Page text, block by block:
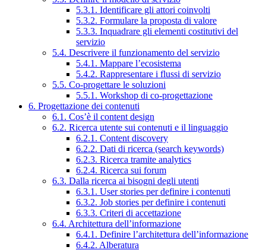
5.3.1. Identificare gli attori coinvolti
5.3.2. Formulare la proposta di valore
5.3.3. Inquadrare gli elementi costitutivi del
servizio
5.4. Descrivere il funzionamento del servizio
5.4.1. Mappare l’ecosistema
5.4.2. Rappresentare i flussi di servizio
5.5. Co-progettare le soluzioni
5.5.1. Workshop di co-progettazione
6. Progettazione dei contenuti
6.1. Cos’è il content design
6.2. Ricerca utente sui contenuti e il linguaggio
6.2.1. Content discovery
6.2.2. Dati di ricerca (search keywords)
6.2.3. Ricerca tramite analytics
6.2.4. Ricerca sui forum
6.3. Dalla ricerca ai bisogni degli utenti
6.3.1. User stories per definire i contenuti
6.3.2. Job stories per definire i contenuti
6.3.3. Criteri di accettazione
6.4. Architettura dell’informazione
6.4.1. Definire l’architettura dell’informazione
6.4.2. Alberatura